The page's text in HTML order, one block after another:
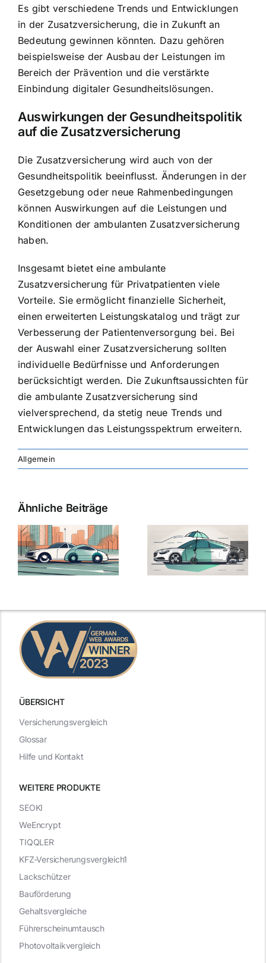
Es gibt verschiedene Trends und Entwicklungen
in der Zusatzversicherung, die in Zukunft an
Bedeutung gewinnen könnten. Dazu gehören
beispielsweise der Ausbau der Leistungen im
Bereich der Prävention und die verstärkte
Einbindung digitaler Gesundheitslösungen.
Auswirkungen der Gesundheitspolitik
auf die Zusatzversicherung
Die Zusatzversicherung wird auch von der
Gesundheitspolitik beeinflusst. Änderungen in der
Gesetzgebung oder neue Rahmenbedingungen
können Auswirkungen auf die Leistungen und
Konditionen der ambulanten Zusatzversicherung
haben.
Insgesamt bietet eine ambulante
Zusatzversicherung für Privatpatienten viele
Vorteile. Sie ermöglicht finanzielle Sicherheit,
einen erweiterten Leistungskatalog und trägt zur
Verbesserung der Patientenversorgung bei. Bei
der Auswahl einer Zusatzversicherung sollten
individuelle Bedürfnisse und Anforderungen
berücksichtigt werden. Die Zukunftsaussichten für
die ambulante Zusatzversicherung sind
vielversprechend, da stetig neue Trends und
Entwicklungen das Leistungsspektrum erweitern.
Allgemein
Ähnliche Beiträge
ÜBERSICHT
WEITERE PRODUKTE
Versicherungsvergleich
Glossar
Hilfe und Kontakt
SEOKI
WeEncrypt
TIQQLER
KFZ-Versicherungsvergleich1
Lackschützer
Bauförderung
Gehaltsvergleiche
Führerscheinumtausch
Photovoltaikvergleich